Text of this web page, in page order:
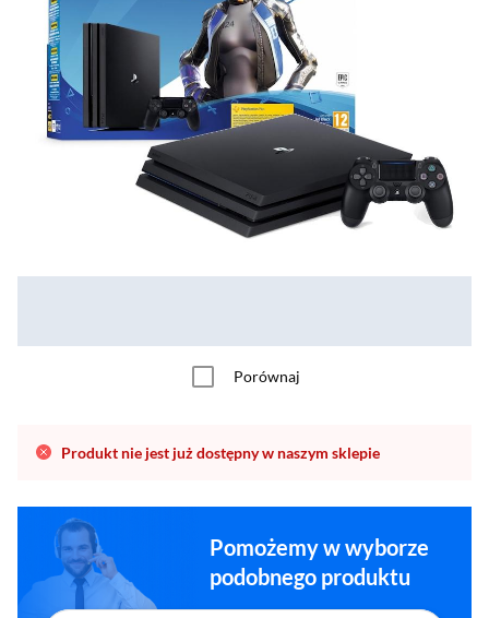
Porównaj
Produkt nie jest już dostępny w naszym sklepie
Pomożemy w wyborze
podobnego produktu